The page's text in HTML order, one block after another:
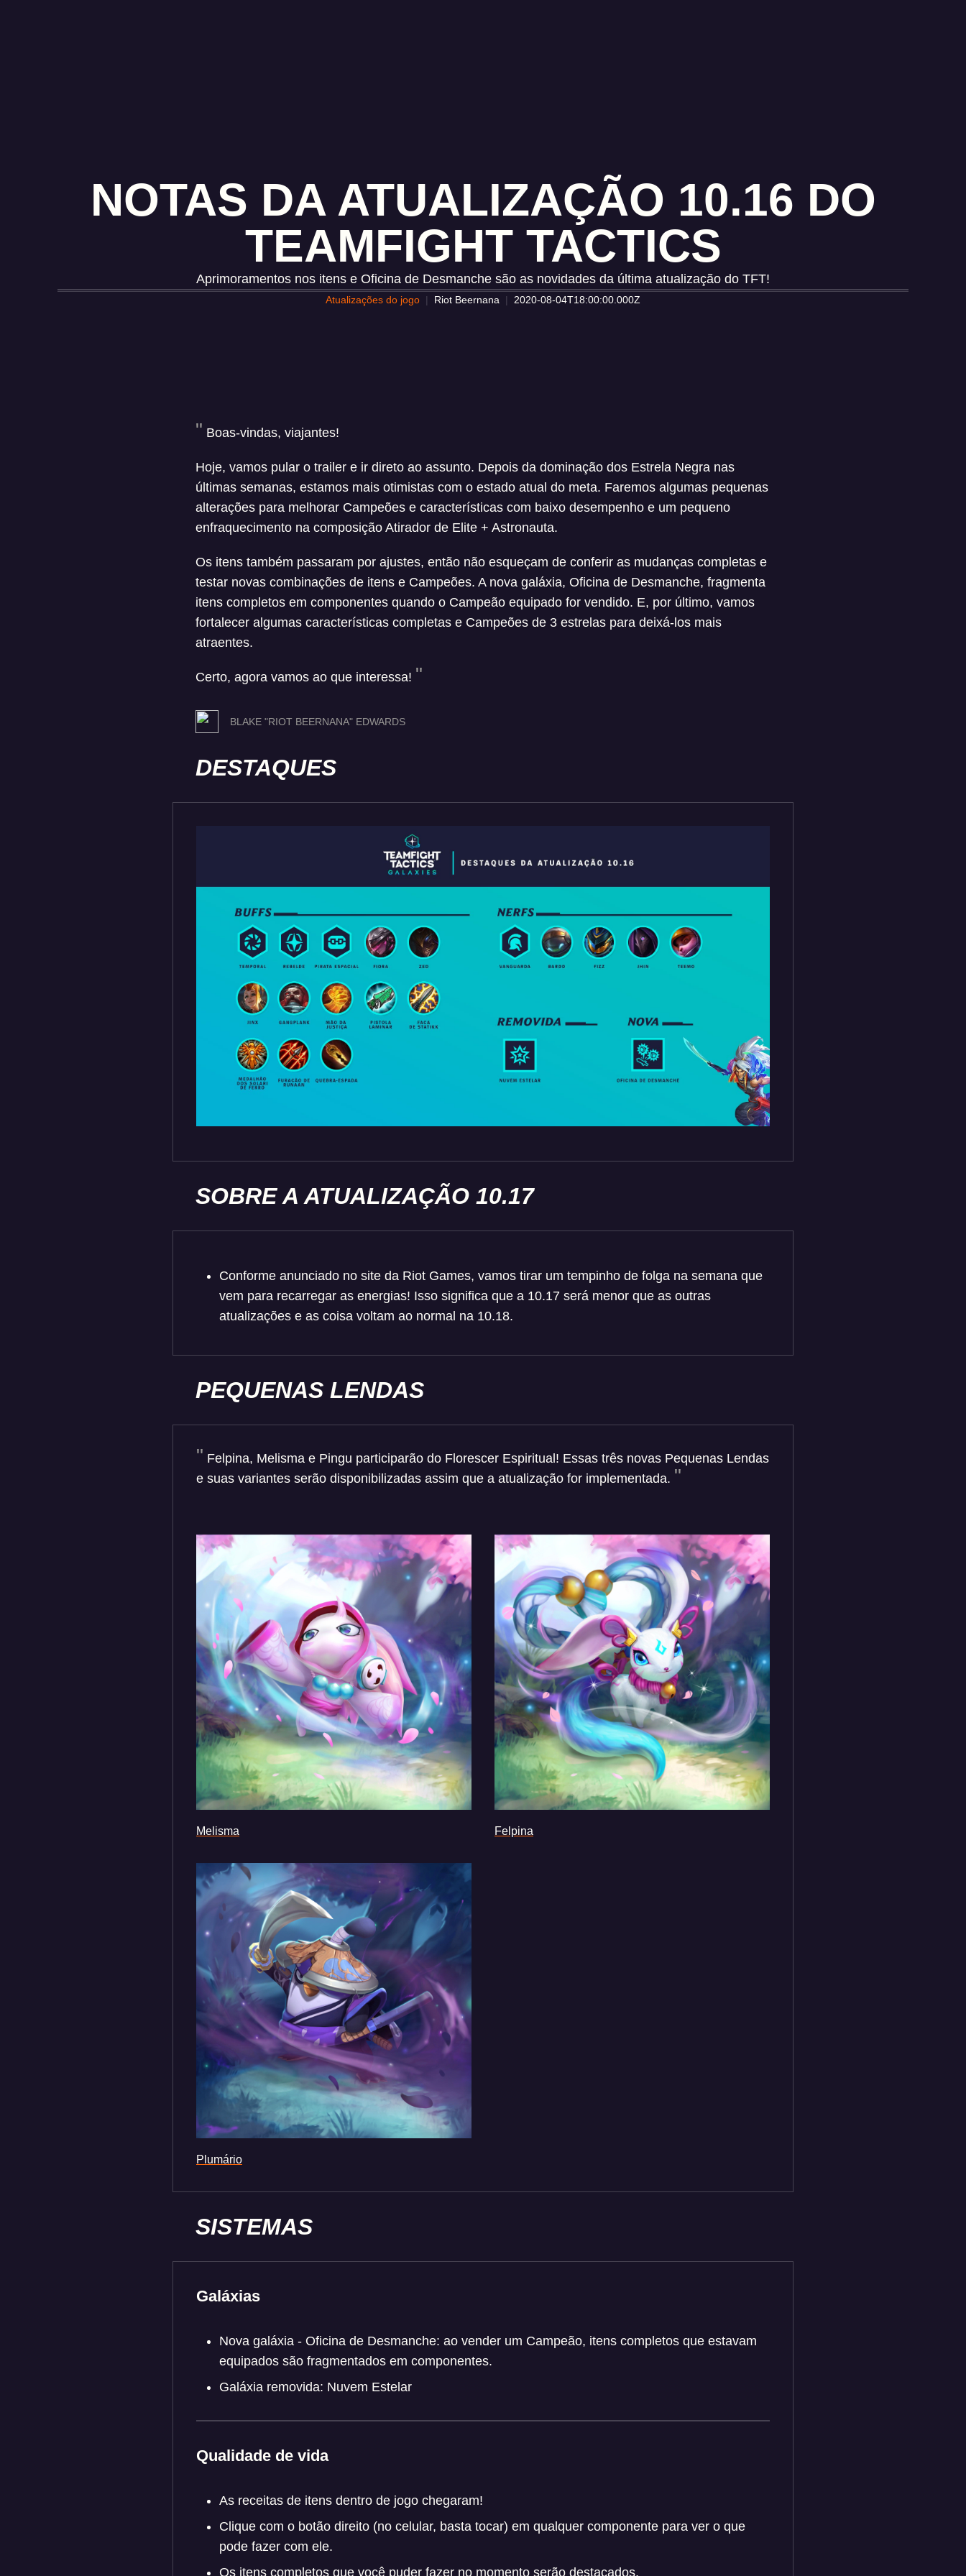
NOTAS DA ATUALIZAÇÃO 10.16 DO
TEAMFIGHT TACTICS
Aprimoramentos nos itens e Oficina de Desmanche são as novidades da última atualização do TFT!
Atualizações do jogo Riot Beernana 2020-08-04T18:00:00.000Z
Boas-vindas, viajantes!
Hoje, vamos pular o trailer e ir direto ao assunto. Depois da dominação dos Estrela Negra nas
últimas semanas, estamos mais otimistas com o estado atual do meta. Faremos algumas pequenas
alterações para melhorar Campeões e características com baixo desempenho e um pequeno
enfraquecimento na composição Atirador de Elite + Astronauta.
Os itens também passaram por ajustes, então não esqueçam de conferir as mudanças completas e
testar novas combinações de itens e Campeões. A nova galáxia, Oficina de Desmanche, fragmenta
itens completos em componentes quando o Campeão equipado for vendido. E, por último, vamos
fortalecer algumas características completas e Campeões de 3 estrelas para deixá-los mais
atraentes.
Certo, agora vamos ao que interessa!
BLAKE "RIOT BEERNANA" EDWARDS
DESTAQUES
SOBRE A ATUALIZAÇÃO 10.17
Conforme anunciado no site da Riot Games, vamos tirar um tempinho de folga na semana que
vem para recarregar as energias! Isso significa que a 10.17 será menor que as outras
atualizações e as coisa voltam ao normal na 10.18.
PEQUENAS LENDAS
Felpina, Melisma e Pingu participarão do Florescer Espiritual! Essas três novas Pequenas Lendas
e suas variantes serão disponibilizadas assim que a atualização for implementada.
Melisma Felpina
Plumário
SISTEMAS
Galáxias
Nova galáxia - Oficina de Desmanche: ao vender um Campeão, itens completos que estavam
equipados são fragmentados em componentes.
Galáxia removida: Nuvem Estelar
Qualidade de vida
As receitas de itens dentro de jogo chegaram!
Clique com o botão direito (no celular, basta tocar) em qualquer componente para ver o que
pode fazer com ele.
Os itens completos que você puder fazer no momento serão destacados.